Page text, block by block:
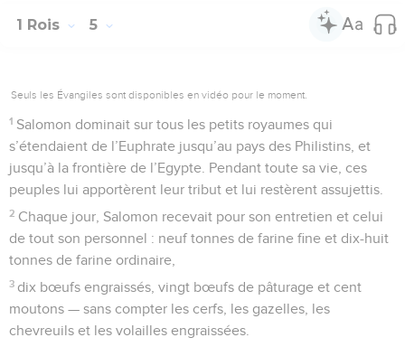
1 Rois 5
Seuls les Évangiles sont disponibles en vidéo pour le moment.
1 Salomon dominait sur tous les petits royaumes qui
s’étendaient de l’Euphrate jusqu’au pays des Philistins, et
jusqu’à la frontière de l’Egypte. Pendant toute sa vie, ces
peuples lui apportèrent leur tribut et lui restèrent assujettis.
2 Chaque jour, Salomon recevait pour son entretien et celui
de tout son personnel : neuf tonnes de farine fine et dix-huit
tonnes de farine ordinaire,
3 dix bœufs engraissés, vingt bœufs de pâturage et cent
moutons — sans compter les cerfs, les gazelles, les
chevreuils et les volailles engraissées.